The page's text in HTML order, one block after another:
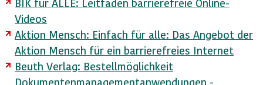
BIK für ALLE: Leitfaden barrierefreie Online-
Videos
Aktion Mensch: Einfach für alle: Das Angebot der
Aktion Mensch für ein barrierefreies Internet
Beuth Verlag: Bestellmöglichkeit
Dokumentenmanagementanwendungen -